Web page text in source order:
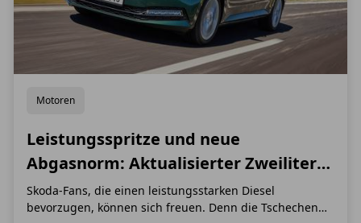
Motoren
Leistungsspritze und neue
Abgasnorm: Aktualisierter Zweiliter-
Diesel für Skoda Kodiaq und Skoda
Superb
Skoda-Fans, die einen leistungsstarken Diesel
bevorzugen, können sich freuen. Denn die Tschechen